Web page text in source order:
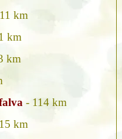
km
km
km
- 114 km
km